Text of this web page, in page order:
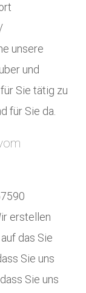
unsere
und
Sie tätig zu
für Sie da.
erstellen
das Sie
Sie uns
Sie uns